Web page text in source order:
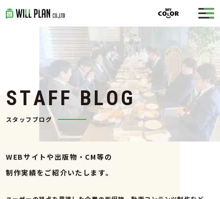
STAFF BLOG
スタッフブログ
WEBサイトや出版物・CM等の
制作実績をご紹介いたします。